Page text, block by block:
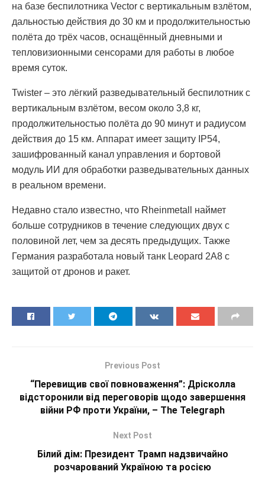
на базе беспилотника Vector с вертикальным взлётом,
дальностью действия до 30 км и продолжительностью
полёта до трёх часов, оснащённый дневными и
тепловизионными сенсорами для работы в любое
время суток.
Twister – это лёгкий разведывательный беспилотник с
вертикальным взлётом, весом около 3,8 кг,
продолжительностью полёта до 90 минут и радиусом
действия до 15 км. Аппарат имеет защиту IP54,
зашифрованный канал управления и бортовой
модуль ИИ для обработки разведывательных данных
в реальном времени.
Недавно стало известно, что Rheinmetall наймет
больше сотрудников в течение следующих двух с
половиной лет, чем за десять предыдущих. Также
Германия разработала новый танк Leopard 2A8 с
защитой от дронов и ракет.
Previous Post
“Перевищив свої повноваження”: Дрісколла
відсторонили від переговорів щодо завершення
війни РФ проти України, – The Telegraph
Next Post
Білий дім: Президент Трамп надзвичайно
розчарований Україною та росією